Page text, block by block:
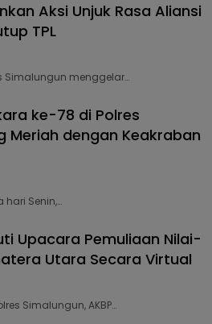
Aksi Unjuk Rasa Aliansi
TPL
Simalungun menggelar…
ke-78 di Polres
Meriah dengan Keakraban
hari Senin,…
Upacara Pemuliaan Nilai-
Utara Secara Virtual
Simalungun, AKBP…